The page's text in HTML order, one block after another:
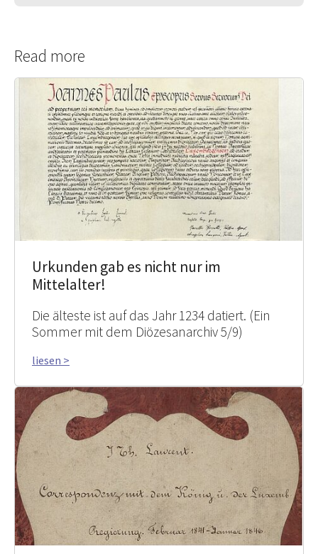
Read more
Urkunden gab es nicht nur im
Mittelalter!
Die älteste ist auf das Jahr 1234 datiert. (Ein
Sommer mit dem Diözesanarchiv 5/9)
liesen >